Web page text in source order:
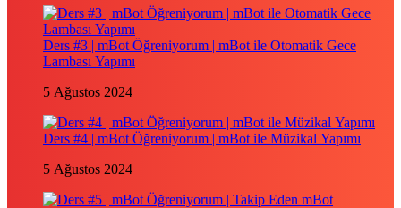
Ders #3 | mBot Öğreniyorum | mBot ile Otomatik Gece
Lambası Yapımı
5 Ağustos 2024
Ders #4 | mBot Öğreniyorum | mBot ile Müzikal Yapımı
5 Ağustos 2024